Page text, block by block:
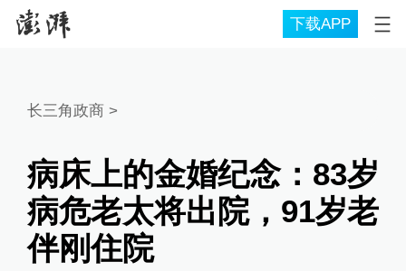
下载APP
长三角政商 >
病床上的金婚纪念：83岁
病危老太将出院，91岁老
伴刚住院